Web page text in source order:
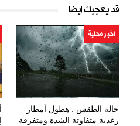
قد يعجبك ايضا
اخبار محلية
حالة الطقس : هطول أمطار
رعدية متفاوتة الشدة ومتفرقة